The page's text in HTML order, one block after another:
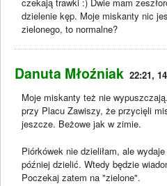
dzielenie kęp. Moje miskanty nic
zielonego, to normalne?
Danuta Młoźniak 22:21,
Moje miskanty też nie
przy Placu Zawiszy, że przycięli
jeszcze. Beżowe jak w zimie.
Piórkówek nie dzieliłam, ale
później dzielić. Wtedy będzie
Poczekaj zatem na "zielone".